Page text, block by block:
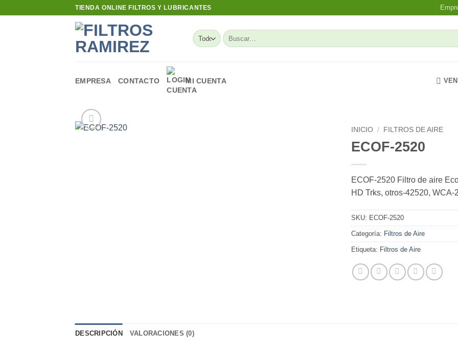
TIENDA ONLINE FILTROS Y LUBRICANTES
Buscar
por:
EMPRESA CONTACTO MI CUENTA
INICIO / FILTROS DE AIRE
ECOF-2520
ECOF-2520 Filtro de aire
HD Trks, otros-42520, WCA-
SKU: ECOF-2520
Categoría: Filtros de Aire
Etiqueta: Filtros de Aire
DESCRIPCIÓN VALORACIONES (0)